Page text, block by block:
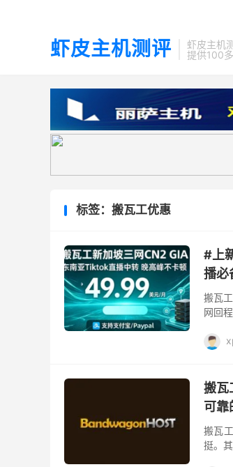
虾皮主机测评
虾皮主机
提供100
标签：搬瓦工优惠
#上
播必
搬瓦
网回
搬瓦
可靠
搬瓦
挺。